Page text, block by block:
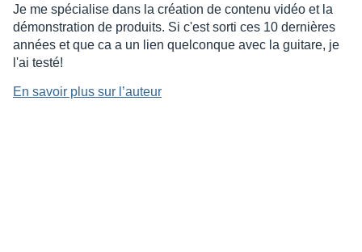
Je me spécialise dans la création de contenu vidéo et la
démonstration de produits. Si c'est sorti ces 10 dernières
années et que ca a un lien quelconque avec la guitare, je
l'ai testé!
En savoir plus sur l’auteur